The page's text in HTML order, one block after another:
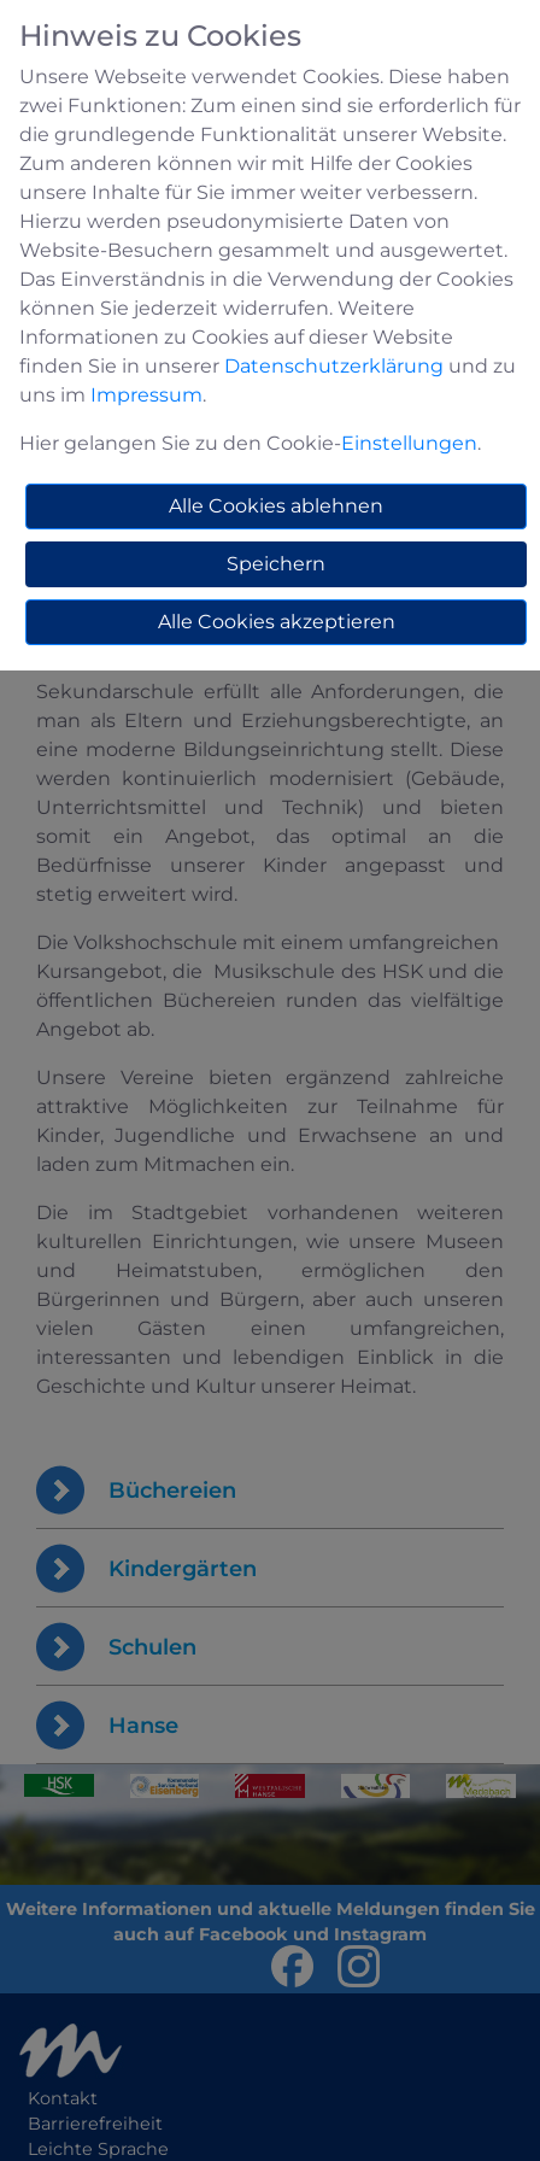
Bildung & Kultur
Gute Bildungsangebote stellen einen
bedeutenden Standortfaktor für unsere Stadt
dar.
Die Hansestadt Medebach bietet ihren
zukunftsorientierte Bildungsmöglichkeiten.
Die Kindergärten/-tagesstätten und
Familienzentren mit ihren anspruchsvollen
pädagogischen Konzepten bilden das
Einstiegsangebot für die "Kleinen" vor dem
Sekundarschule erfüllt alle Anforderungen, die
man als Eltern und Erziehungsberechtigte, an
eine moderne Bildungseinrichtung stellt. Diese
werden kontinuierlich modernisiert (Gebäude,
Unterrichtsmittel und Technik) und bieten
somit ein Angebot, das optimal an die
Bedürfnisse unserer Kinder angepasst und
stetig erweitert wird.
Die Volkshochschule mit einem umfangreichen
Kursangebot, die Musikschule des HSK und die
öffentlichen Büchereien runden das vielfältige
Angebot ab.
Unsere Vereine bieten ergänzend zahlreiche
attraktive Möglichkeiten zur Teilnahme für
Kinder, Jugendliche und Erwachsene an und
laden zum Mitmachen ein.
Die im Stadtgebiet vorhandenen weiteren
kulturellen Einrichtungen, wie unsere Museen
und Heimatstuben, ermöglichen den
Bürgerinnen und Bürgern, aber auch unseren
vielen Gästen einen umfangreichen,
interessanten und lebendigen Einblick in die
Geschichte und Kultur unserer Heimat.
Büchereien
Kindergärten
Schulen
Hanse
Kontakt
Barrierefreiheit
Leichte Sprache
Hinweis zu Cookies
Unsere Webseite verwendet Cookies. Diese haben
zwei Funktionen: Zum einen sind sie erforderlich für
die grundlegende Funktionalität unserer Website.
Zum anderen können wir mit Hilfe der Cookies
unsere Inhalte für Sie immer weiter verbessern.
Hierzu werden pseudonymisierte Daten von
Website-Besuchern gesammelt und ausgewertet.
Das Einverständnis in die Verwendung der Cookies
können Sie jederzeit widerrufen. Weitere
Informationen zu Cookies auf dieser Website
finden Sie in unserer Datenschutzerklärung und zu
uns im Impressum.
Hier gelangen Sie zu den Cookie-Einstellungen.
Alle Cookies ablehnen
Speichern
Alle Cookies akzeptieren